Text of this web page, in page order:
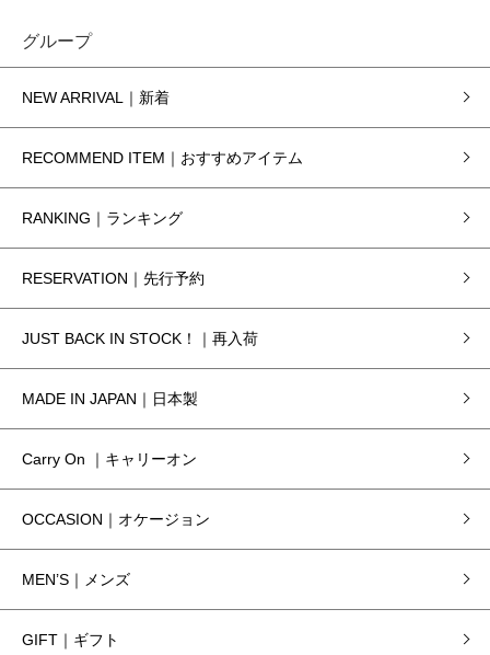
グループ
NEW ARRIVAL｜新着
RECOMMEND ITEM｜おすすめアイテム
RANKING｜ランキング
RESERVATION｜先行予約
JUST BACK IN STOCK！｜再入荷
MADE IN JAPAN｜日本製
Carry On ｜キャリーオン
OCCASION｜オケージョン
MEN’S｜メンズ
GIFT｜ギフト